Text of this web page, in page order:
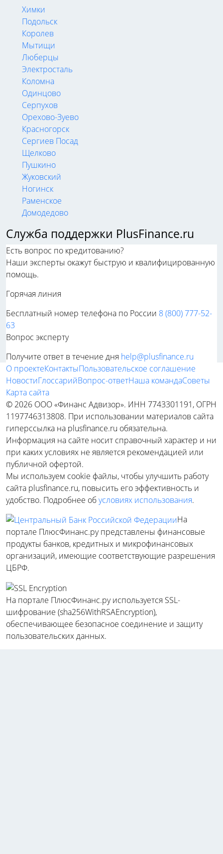
Химки
Подольск
Королев
Мытищи
Люберцы
Электросталь
Коломна
Одинцово
Серпухов
Орехово-Зуево
Красногорск
Сергиев Посад
Щелково
Пушкино
Жуковский
Ногинск
Раменское
Домодедово
Служба поддержки PlusFinance.ru
Есть вопрос по кредитованию?
Наши эксперты окажут быструю и квалифицированную
помощь.
Горячая линия
Бесплатный номер телефона по России 8 (800) 777-52-
63
Вопрос эксперту
Получите ответ в течение дня help@plusfinance.ru
О проектеКонтактыПользовательское соглашение
НовостиГлоссарийВопрос-ответНаша командаСоветы
Карта сайта
© 2026 ООО «Финанс Адвизор». ИНН 7743301191, ОГРН
1197746313808. При использовании материалов сайта
гиперссылка на plusfinance.ru обязательна.
Информация на сайте носит справочный характер и ни
при каких условиях не является рекомендацией или
публичной офертой.
Мы используем cookie файлы, чтобы улучшить работу
сайта plusfinance.ru, повысить его эффективность и
удобство. Подробнее обусловиях использования.
На
портале ПлюсФинанс.ру представлены финансовые
продукты банков, кредитных и микрофинансовых
организаций, имеющие соответствующие разрешения
ЦБРФ.
На портале ПлюсФинанс.ру используется SSL-
шифрование (sha256WithRSAEncryption),
обеспечивающее безопасное соединение и защиту
пользовательских данных.